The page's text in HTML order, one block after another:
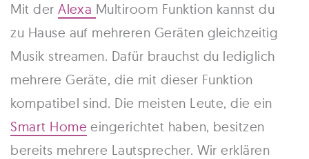
Mit derAlexa Multiroom Funktion kannst du
zu Hause auf mehreren Geräten gleichzeitig
Musik streamen. Dafür brauchst du lediglich
mehrere Geräte, die mit dieser Funktion
kompatibel sind. Die meisten Leute, die ein
Smart Home eingerichtet haben, besitzen
bereits mehrere Lautsprecher. Wir erklären